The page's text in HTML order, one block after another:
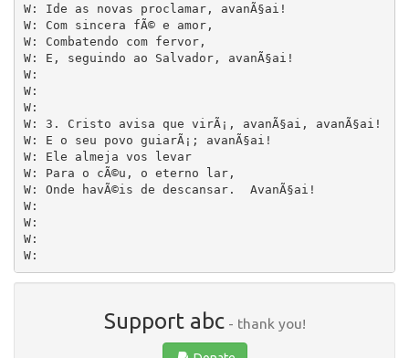
W: Ide as novas proclamar, avanÃ§ai!
W: Com sincera fÃ© e amor,
W: Combatendo com fervor,
W: E, seguindo ao Salvador, avanÃ§ai!
W:
W:
W:
W: 3. Cristo avisa que virÃ¡, avanÃ§ai, avanÃ§ai!
W: E o seu povo guiarÃ¡; avanÃ§ai!
W: Ele almeja vos levar
W: Para o cÃ©u, o eterno lar,
W: Onde havÃ©is de descansar.  AvanÃ§ai!
W:
W:
W:
Support abc- thank you!